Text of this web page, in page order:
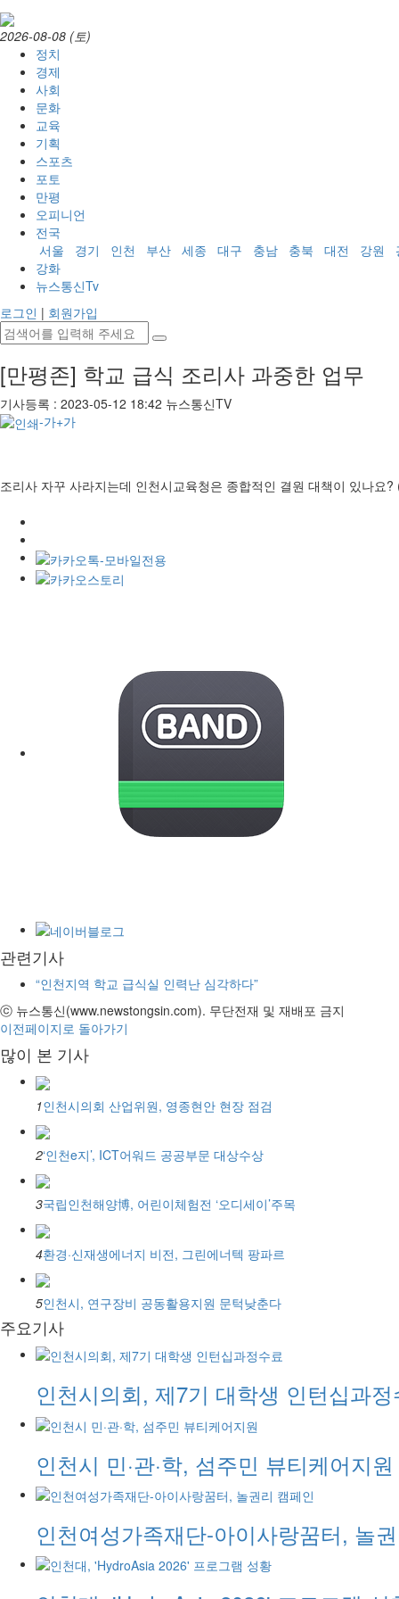
2026-08-08 (토)
정치
경제
사회
문화
교육
기획
스포츠
포토
만평
오피니언
전국
서울
경기 인천 부산 세종 대구 충남 충북 대전 강원
강화
뉴스통신Tv
로그인 | 회원가입
[만평존] 학교 급식 조리사 과중한 업무
기사등록 : 2023-05-12 18:42 뉴스통신TV
-가+가
조리사 자꾸 사라지는데 인천시교육청은 종합적인 결원 대책이 있나요?
관련기사
“인천지역 학교 급식실 인력난 심각하다”
ⓒ 뉴스통신(www.newstongsin.com). 무단전재 및 재배포 금지
이전페이지로 돌아가기
많이 본 기사
1인천시의회 산업위원, 영종현안 현장 점검
2‘인천e지’, ICT어워드 공공부문 대상수상
3국립인천해양博, 어린이체험전 ‘오디세이’주목
4환경·신재생에너지 비전, 그린에너텍 팡파르
5인천시, 연구장비 공동활용지원 문턱낮춘다
주요기사
인천시의회, 제7기 대학생 인턴십과정
인천시 민·관·학, 섬주민 뷰티케어지원
인천여성가족재단-아이사랑꿈터, 놀